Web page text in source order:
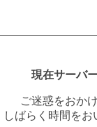
現在サーバ
ご迷惑をおか
しばらく時間を